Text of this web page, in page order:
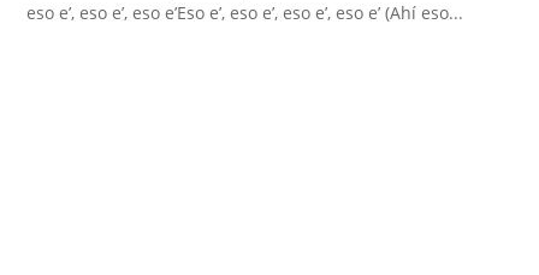
eso e’, eso e’, eso e’Eso e’, eso e’, eso e’, eso e’ (Ahí eso...